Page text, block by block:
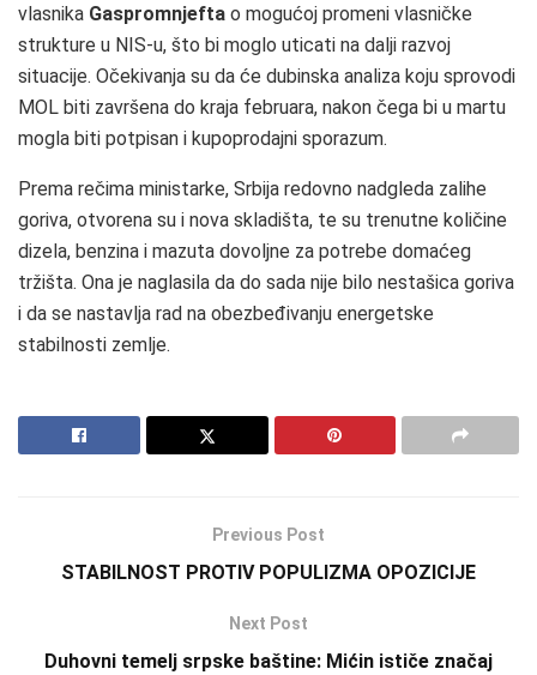
vlasnika Gaspromnjefta o mogućoj promeni vlasničke
strukture u NIS-u, što bi moglo uticati na dalji razvoj
situacije. Očekivanja su da će dubinska analiza koju sprovodi
MOL biti završena do kraja februara, nakon čega bi u martu
mogla biti potpisan i kupoprodajni sporazum.
Prema rečima ministarke, Srbija redovno nadgleda zalihe
goriva, otvorena su i nova skladišta, te su trenutne količine
dizela, benzina i mazuta dovoljne za potrebe domaćeg
tržišta. Ona je naglasila da do sada nije bilo nestašica goriva
i da se nastavlja rad na obezbeđivanju energetske
stabilnosti zemlje.
Previous Post
STABILNOST PROTIV POPULIZMA OPOZICIJE
Next Post
Duhovni temelj srpske baštine: Mićin ističe značaj